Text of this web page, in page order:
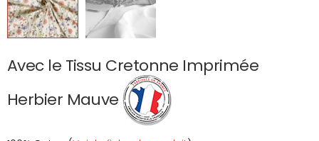
Avec le Tissu Cretonne Imprimée
Herbier Mauve